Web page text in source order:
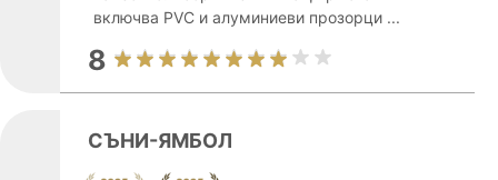
включва PVC и алуминиеви прозорци ...
8
СЪНИ-ЯМБОЛ